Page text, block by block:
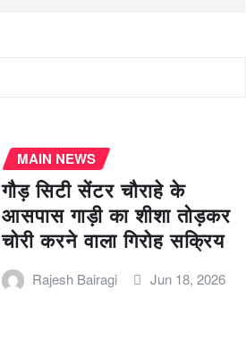
MAIN NEWS
गौड़ सिटी सेंटर चौराहे के
आसपास गाड़ी का शीशा तोड़कर
चोरी करने वाला गिरोह सक्रिय
Rajesh Bairagi Jun 18, 2026